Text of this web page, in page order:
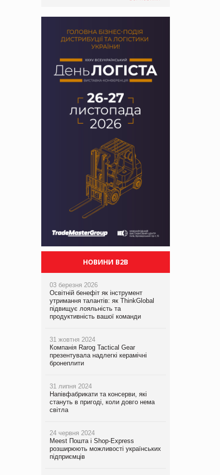
НОВИНИ B2B
03 березня 2026
Освітній бенефіт як інструмент
утримання талантів: як ThinkGlobal
підвищує лояльність та
продуктивність вашої команди
31 жовтня 2024
Компанія Rarog Tactical Gear
презентувала надлегкі керамічні
бронеплити
31 липня 2024
Напівфабрикати та консерви, які
стануть в пригоді, коли довго нема
світла
24 червня 2024
Meest Пошта і Shop-Express
розширюють можливості українських
підприємців